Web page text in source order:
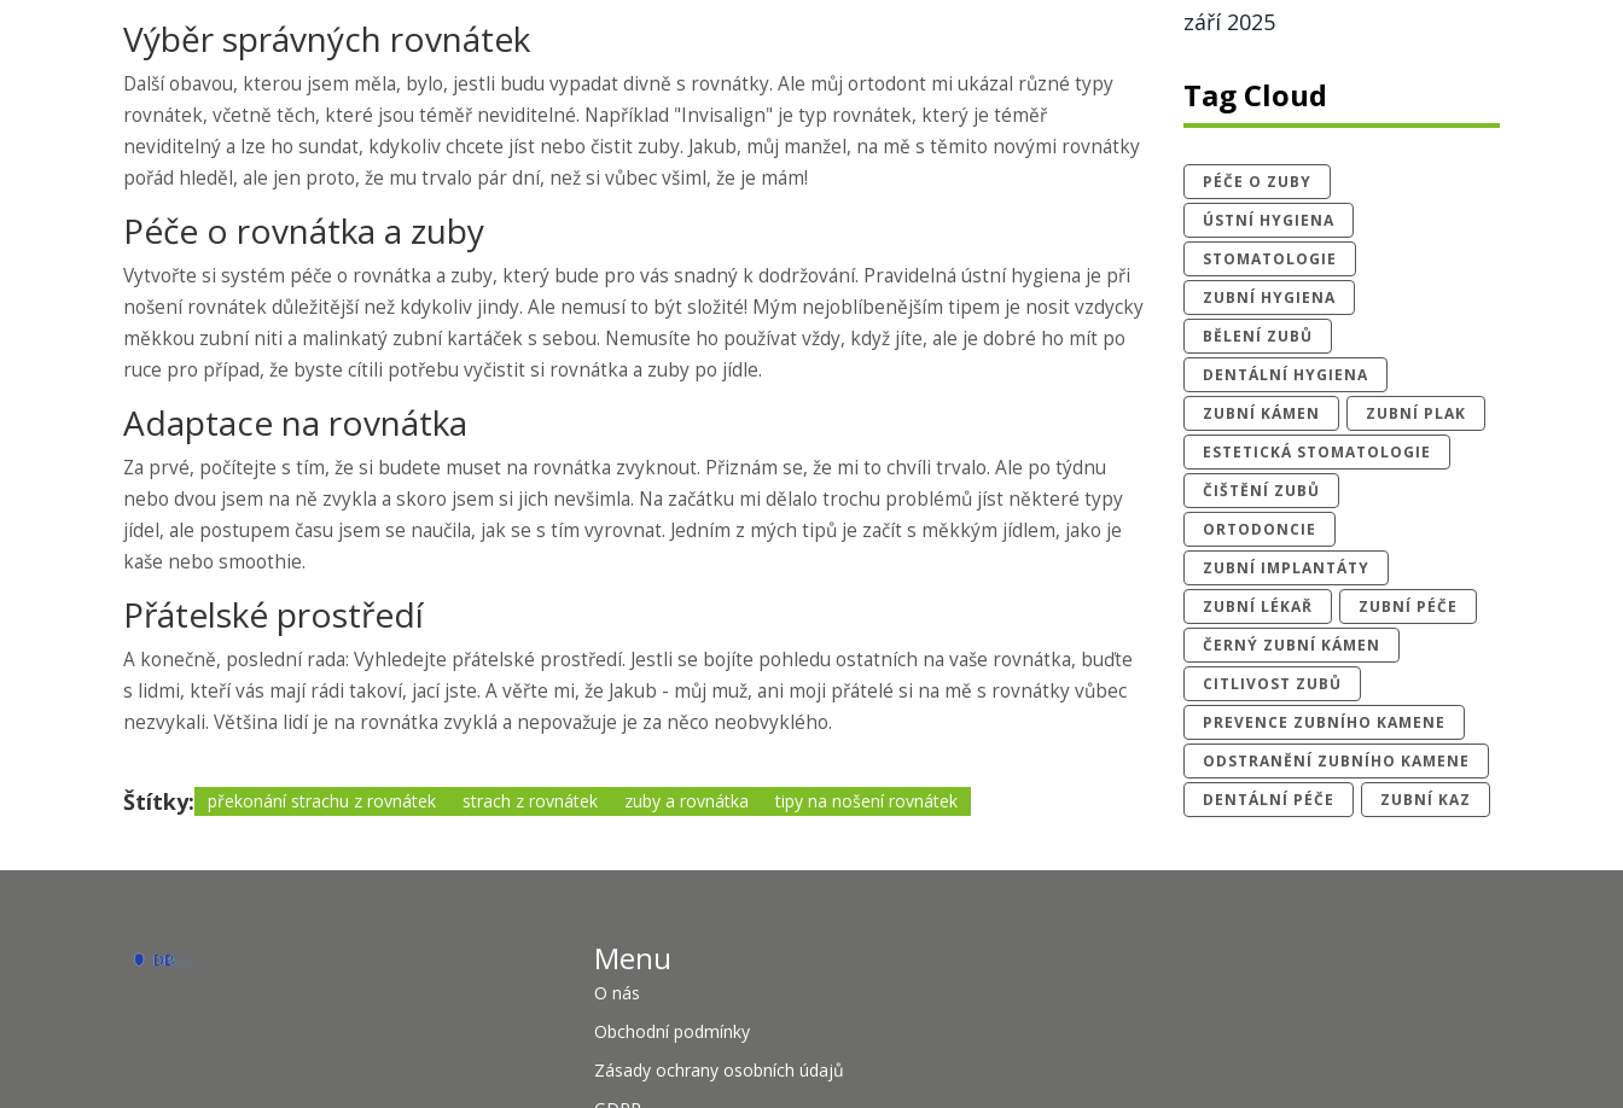
Výběr správných rovnátek
Další obavou, kterou jsem měla, bylo, jestli budu vypadat divně s rovnátky. Ale můj ortodont mi ukázal různé typy
rovnátek, včetně těch, které jsou téměř neviditelné. Například "Invisalign" je typ rovnátek, který je téměř
neviditelný a lze ho sundat, kdykoliv chcete jíst nebo čistit zuby. Jakub, můj manžel, na mě s těmito novými rovnátky
pořád hleděl, ale jen proto, že mu trvalo pár dní, než si vůbec všiml, že je mám!
Péče o rovnátka a zuby
Vytvořte si systém péče o rovnátka a zuby, který bude pro vás snadný k dodržování. Pravidelná ústní hygiena je při
nošení rovnátek důležitější než kdykoliv jindy. Ale nemusí to být složité! Mým nejoblíbenějším tipem je nosit vzdycky
měkkou zubní niti a malinkatý zubní kartáček s sebou. Nemusíte ho používat vždy, když jíte, ale je dobré ho mít po
ruce pro případ, že byste cítili potřebu vyčistit si rovnátka a zuby po jídle.
Adaptace na rovnátka
Za prvé, počítejte s tím, že si budete muset na rovnátka zvyknout. Přiznám se, že mi to chvíli trvalo. Ale po týdnu
nebo dvou jsem na ně zvykla a skoro jsem si jich nevšimla. Na začátku mi dělalo trochu problémů jíst některé typy
jídel, ale postupem času jsem se naučila, jak se s tím vyrovnat. Jedním z mých tipů je začít s měkkým jídlem, jako je
kaše nebo smoothie.
Přátelské prostředí
A konečně, poslední rada: Vyhledejte přátelské prostředí. Jestli se bojíte pohledu ostatních na vaše rovnátka, buďte
s lidmi, kteří vás mají rádi takoví, jací jste. A věřte mi, že Jakub - můj muž, ani moji přátelé si na mě s rovnátky vůbec
nezvykali. Většina lidí je na rovnátka zvyklá a nepovažuje je za něco neobvyklého.
Štítky: překonání strachu z rovnátek strach z rovnátek zuby a rovnátka tipy na nošení rovnátek
září 2025
Tag Cloud
PÉČE O ZUBY
ÚSTNÍ HYGIENA
STOMATOLOGIE
ZUBNÍ HYGIENA
BĚLENÍ ZUBŮ
DENTÁLNÍ HYGIENA
ZUBNÍ KÁMEN
ZUBNÍ PLAK
ESTETICKÁ STOMATOLOGIE
ČIŠTĚNÍ ZUBŮ
ORTODONCIE
ZUBNÍ IMPLANTÁTY
ZUBNÍ LÉKAŘ
ZUBNÍ PÉČE
ČERNÝ ZUBNÍ KÁMEN
CITLIVOST ZUBŮ
PREVENCE ZUBNÍHO KAMENE
ODSTRANĚNÍ ZUBNÍHO KAMENE
DENTÁLNÍ PÉČE
ZUBNÍ KAZ
Menu
O nás
Obchodní podmínky
Zásady ochrany osobních údajů